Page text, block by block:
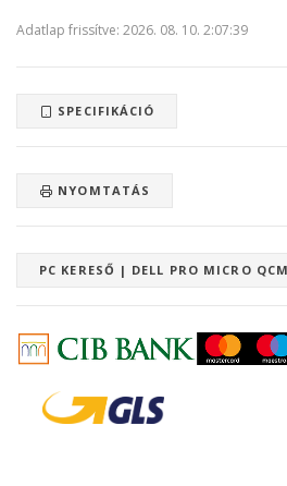
Adatlap frissítve: 2026. 08. 10. 2:07:39
SPECIFIKÁCIÓ
NYOMTATÁS
PC KERESŐ | DELL PRO MICRO